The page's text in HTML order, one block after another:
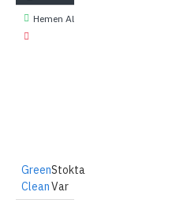
Hemen Al
Green
Clean
Stokta
Var